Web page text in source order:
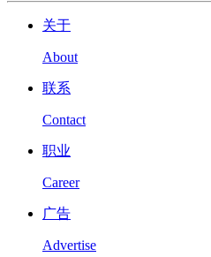
关于
About
联系
Contact
职业
Career
广告
Advertise